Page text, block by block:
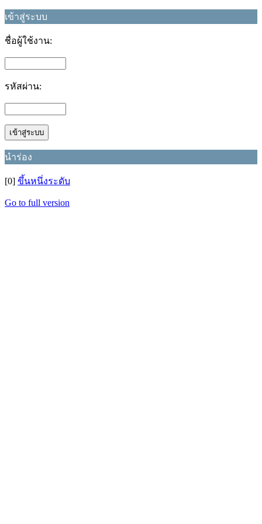
เข้าสู่ระบบ
ชื่อผู้ใช้งาน:
รหัสผ่าน:
นำร่อง
[0] ขึ้นหนึ่งระดับ
Go to full version